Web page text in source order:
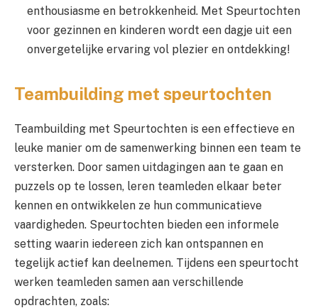
enthousiasme en betrokkenheid. Met Speurtochten
voor gezinnen en kinderen wordt een dagje uit een
onvergetelijke ervaring vol plezier en ontdekking!
Teambuilding met speurtochten
Teambuilding met Speurtochten is een effectieve en
leuke manier om de samenwerking binnen een team te
versterken. Door samen uitdagingen aan te gaan en
puzzels op te lossen, leren teamleden elkaar beter
kennen en ontwikkelen ze hun communicatieve
vaardigheden. Speurtochten bieden een informele
setting waarin iedereen zich kan ontspannen en
tegelijk actief kan deelnemen. Tijdens een speurtocht
werken teamleden samen aan verschillende
opdrachten, zoals: